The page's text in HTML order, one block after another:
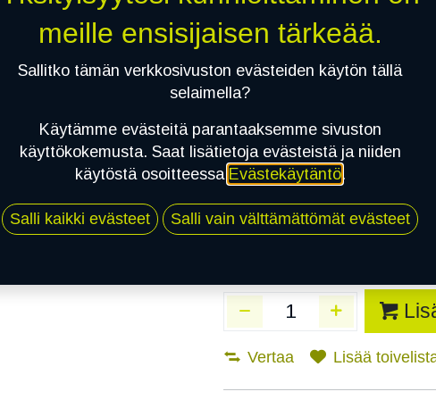
Asennuspalvelu
Mikäli valitset asennuksen, pääset
1X 185/65R15 92T BRIDGESTONE
EI ASENNUSTA
Vertaa Lisää
meille ensisijaisen tärkeää.
Sallitko tämän verkkosivuston evästeiden käytön tällä
selaimella?
Käytämme evästeitä parantaaksemme sivuston
käyttökokemusta. Saat lisätietoja evästeistä ja niiden
käytöstä osoitteessa Evästekäytäntö.
Salli kaikki evästeet Salli vain välttämättömät evästeet